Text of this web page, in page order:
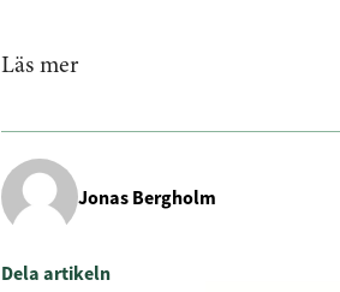
Läs mer
Jonas Bergholm
Dela artikeln